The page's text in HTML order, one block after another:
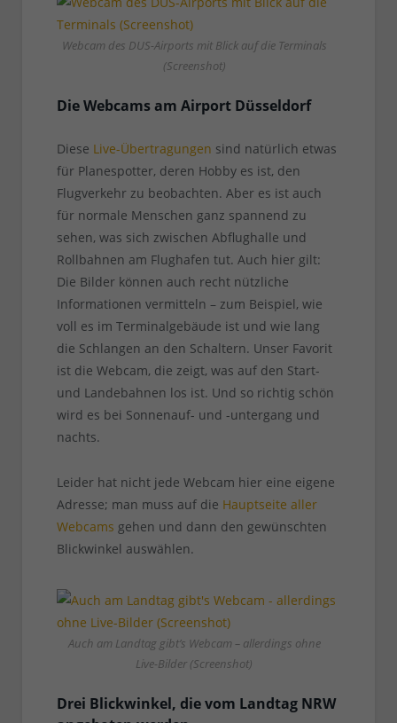
Webcam des DUS-Airports mit Blick auf die Terminals
(Screenshot)
Die Webcams am Airport Düsseldorf
Diese Live-Übertragungen sind natürlich etwas
für Planespotter, deren Hobby es ist, den
Flugverkehr zu beobachten. Aber es ist auch
für normale Menschen ganz spannend zu
sehen, was sich zwischen Abflughalle und
Rollbahnen am Flughafen tut. Auch hier gilt:
Die Bilder können auch recht nützliche
Informationen vermitteln – zum Beispiel, wie
voll es im Terminalgebäude ist und wie lang
die Schlangen an den Schaltern. Unser Favorit
ist die Webcam, die zeigt, was auf den Start-
und Landebahnen los ist. Und so richtig schön
wird es bei Sonnenauf- und -untergang und
nachts.
Leider hat nicht jede Webcam hier eine eigene
Adresse; man muss auf die Hauptseite aller
Webcams gehen und dann den gewünschten
Blickwinkel auswählen.
Auch am Landtag gibt’s Webcam – allerdings ohne
Live-Bilder (Screenshot)
Drei Blickwinkel, die vom Landtag NRW